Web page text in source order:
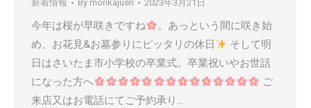
新着情報 By morikajuen 2023年3月21日
今年は桜が早咲きですね
。あっという間に咲き始
め、お花見&お墓参りにピッタリの休日
そして明
日はさいたま市小学校の卒業式。卒業祝いやお世話
になった方へ
ご
来店又はお電話にてご予約承り…